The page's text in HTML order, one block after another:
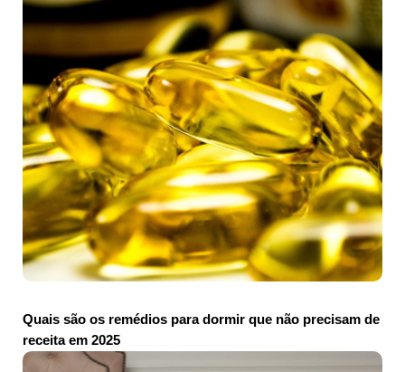
Quais são os remédios para dormir que não precisam de
receita em 2025